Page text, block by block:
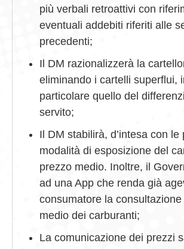
più verbali retroattivi con
eventuali addebiti riferiti alle
precedenti;
Il DM razionalizzerà la
eliminando i cartelli superflui,
particolare quello del
servito;
Il DM stabilirà, d’intesa con le
modalità di esposizione del
prezzo medio. Inoltre, il
ad una App che renda già
consumatore la
medio dei carburanti;
La comunicazione dei prezzi